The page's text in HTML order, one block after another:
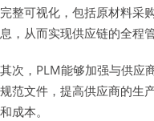
完整可视化，包括原材料采
息，从而实现供应链的全程
其次，PLM能够加强与供应
规范文件，提高供应商的生
和成本。